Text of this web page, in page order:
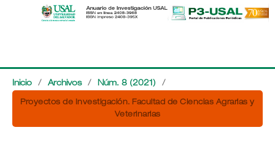
Inicio / Archivos / Núm. 8 (2021) /
Proyectos de Investigación. Facultad de Ciencias Agrarias y
Veterinarias